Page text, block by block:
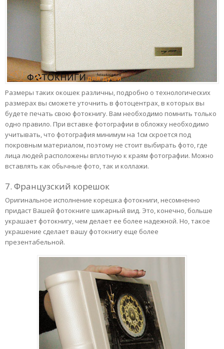
Размеры таких окошек различны, подробно о технологических
размерах вы сможете уточнить в фотоцентрах, в которых вы
будете печать свою фотокнигу. Вам необходимо помнить только
одно правило. При вставке фотографии в обложку необходимо
учитывать, что фотография минимум на 1см скроется под
покровным материалом, поэтому не стоит выбирать фото, где
лица людей расположены вплотную к краям фотографии. Можно
вставлять как обычные фото, так и коллажи.
7. Французский корешок
Оригинальное исполнение корешка фотокниги, несомненно
придаст Вашей фотокниге шикарный вид. Это, конечно, больше
украшает фотокнигу, чем делает ее более надежной. Но, такое
украшение сделает вашу фотокнигу еще более
презентабельной.